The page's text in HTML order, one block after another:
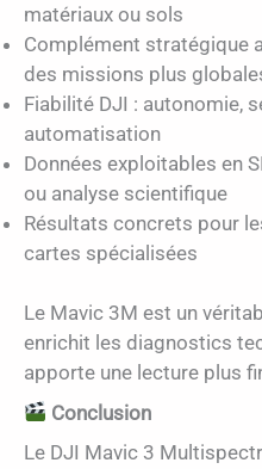
matériaux ou sols
Complément stratégique
des missions plus
Fiabilité DJI : autonomie,
automatisation
Données exploitables en
ou analyse scientifique
Résultats concrets pour
cartes spécialisées
Le Mavic 3M est un
enrichit les diagnostics
apporte une lecture plus
Conclusion
Le DJI Mavic 3